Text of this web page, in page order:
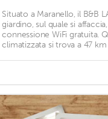
Situato a Maranello, il B&B
giardino, sul quale si
connessione WiFi gratuita.
climatizzata si trova a 47 km